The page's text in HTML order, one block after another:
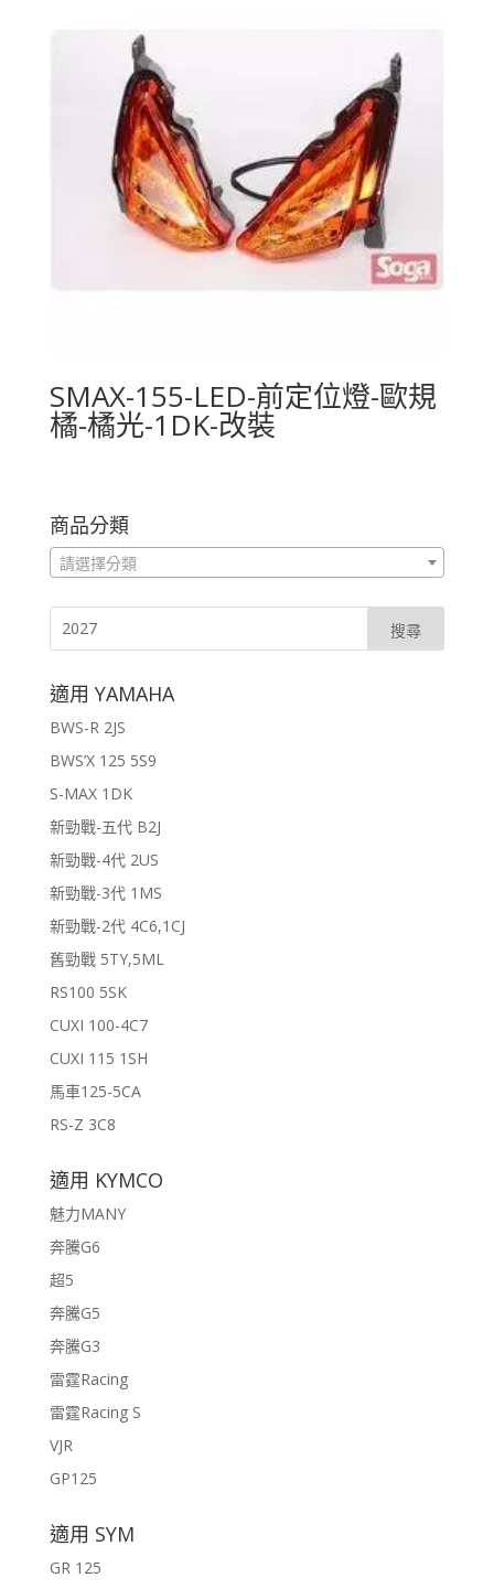
SMAX-155-LED-前定位燈-歐規
橘-橘光-1DK-改裝
商品分類
請選擇分類
適用 YAMAHA
BWS-R 2JS
BWS’X 125 5S9
S-MAX 1DK
新勁戰-五代 B2J
新勁戰-4代 2US
新勁戰-3代 1MS
新勁戰-2代 4C6,1CJ
舊勁戰 5TY,5ML
RS100 5SK
CUXI 100-4C7
CUXI 115 1SH
馬車125-5CA
RS-Z 3C8
適用 KYMCO
魅力MANY
奔騰G6
超5
奔騰G5
奔騰G3
雷霆Racing
雷霆Racing S
VJR
GP125
適用 SYM
GR 125